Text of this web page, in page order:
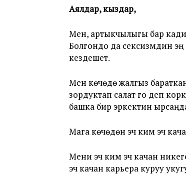
Аялдар, кыздар,
Мен, артыкчылыгы бар
Болгондо да сексизмдин эң
кездешет.
Мен көчөдө жалгыз
зордуктап салат го деп
башка бир эркектин
Мага көчөдөн эч ким эч
Мени эч ким эч качан
эч качан карьера куруу